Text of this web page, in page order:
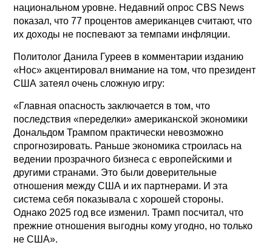
национальном уровне. Недавний опрос CBS News
показал, что 77 процентов американцев считают, что
их доходы не поспевают за темпами инфляции.
Политолог Данила Гуреев в комментарии изданию
«Нос» акцентировал внимание на том, что президент
США затеял очень сложную игру:
«Главная опасность заключается в том, что
последствия «переделки» американской экономики
Дональдом Трампом практически невозможно
спрогнозировать. Раньше экономика строилась на
ведении прозрачного бизнеса с европейскими и
другими странами. Это были доверительные
отношения между США и их партнерами. И эта
система себя показывала с хорошей стороны.
Однако 2025 год все изменил. Трамп посчитал, что
прежние отношения выгодны кому угодно, но только
не США».